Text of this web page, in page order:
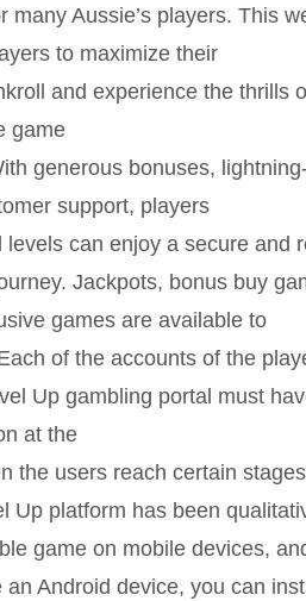
many Aussie’s players. This
to maximize their
and experience the thrills
game
generous bonuses,
support, players
levels can enjoy a secure and
Jackpots, bonus buy
games are available to
of the accounts of the
Up gambling portal must
at the
the users reach certain
Up platform has been
game on mobile devices,
an Android device, you can